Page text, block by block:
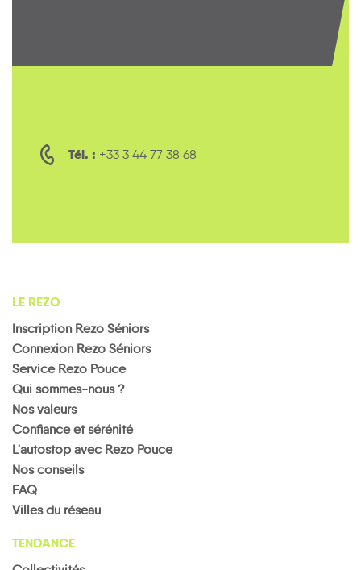
Tél. : +33 3 44 77 38 68
LE REZO
Inscription Rezo Séniors
Connexion Rezo Séniors
Service Rezo Pouce
Qui sommes-nous ?
Nos valeurs
Confiance et sérénité
L'autostop avec Rezo Pouce
Nos conseils
FAQ
Villes du réseau
TENDANCE